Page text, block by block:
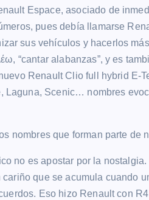
Espace, asociado de
pues debía llamarse
sus vehículos y hacerlos
“cantar alabanzas”, y es
Renault Clio full hybrid E-
Laguna, Scenic… nombres
nombres que forman parte de
no es apostar por la
cariño que se acumula cuando
Eso hizo Renault con